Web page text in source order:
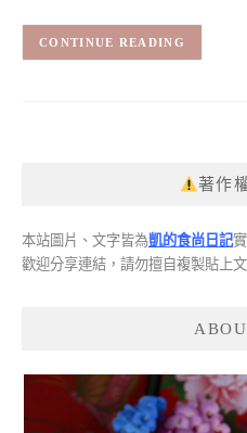
CONTINUE READING
著作
本站圖片、文字皆為凱的食尚日記
歡迎分享連結，請勿擅自複製貼上